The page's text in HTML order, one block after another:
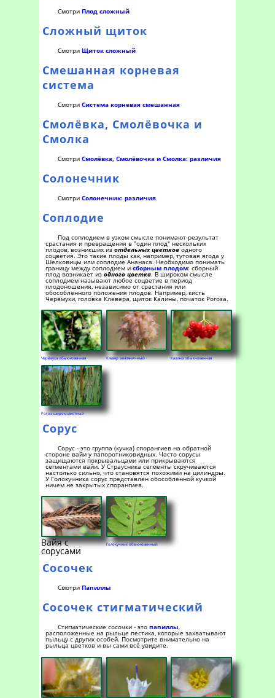
Смотри Плод сложный
Сложный щиток
Смотри Щиток сложный
Смешанная корневая
система
Смотри Система корневая смешанная
Смолёвка, Смолёвочка и
Смолка
Смотри Смолёвка, Смолёвочка и Смолка: различия
Солонечник
Смотри Солонечник: различия
Соплодие
Под соплодием в узком смысле понимают результат
срастания и превращения в "один плод" нескольких
плодов, возникших из отдельных цветков одного
соцветия. Это такие плоды как, например, тутовая ягода у
Шелковицы или соплодие Ананаса. Необходимо понимать
границу между соплодием и сборным плодом: сборный
плод возникает из одного цветка. В широком смысле
соплодием называют любое соцветие в период
плодоношения, независимо от срастания или
обособленного положения плодов. Например, кисть
Черёмухи, головка Клевера, щиток Калины, початок Рогоза.
Черёмуха обыкновенная Клевер земляничный Калина обыкновенная
Рогоз широколистный
Сорус
Сорус - это группа (кучка) спорангиев на обратной
стороне вайи у папоротниковидных. Часто сорусы
защищаются покрывальцами или прикрываются
сегментами вайи. У Страусника сегменты скручиваются
настолько сильно, что становятся похожими на цилиндры.
У Голокучника сорус представлен обособленной кучкой
ничем не закрытых спорангиев.
Вайя с
сорусами
Голокучник обыкновенный
Сосочек
Смотри Папиллы
Сосочек стигматический
Стигматические сосочки - это папиллы,
расположенные на рыльце пестика, которые захватывают
пыльцу с других особей. Посмотрите внимательно на
рыльца цветков и вы сами всё увидите.